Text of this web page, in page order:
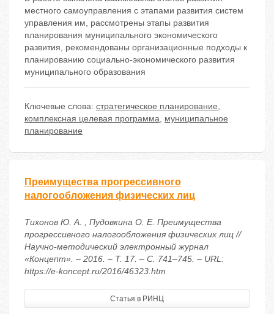
местного самоуправления с этапами развития систем
управления им, рассмотрены этапы развития
планирования муниципального экономического
развития, рекомендованы организационные подходы к
планированию социально-экономического развития
муниципального образования
Ключевые слова: стратегическое планирование,
комплексная целевая программа, муниципальное
планирование
Преимущества прогрессивного
налогообложения физических лиц
Тихонов Ю. А. , Пудовкина О. Е. Преимущества
прогрессивного налогообложения физических лиц //
Научно-методический электронный журнал
«Концепт». – 2016. – Т. 17. – С. 741–745. – URL:
https://e-koncept.ru/2016/46323.htm
Статья в РИНЦ